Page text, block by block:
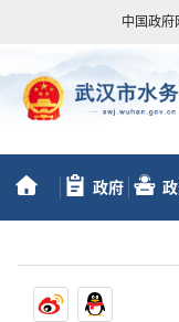
中国政府
政府